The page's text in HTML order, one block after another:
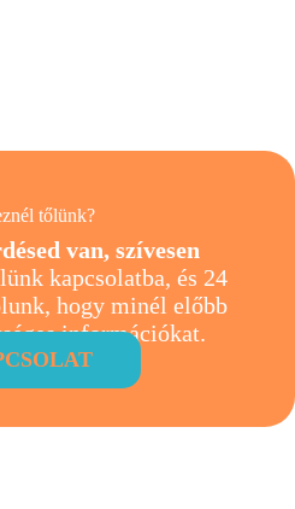
tőlünk?
van, szívesen
kapcsolatba, és 24
hogy minél előbb
információkat.